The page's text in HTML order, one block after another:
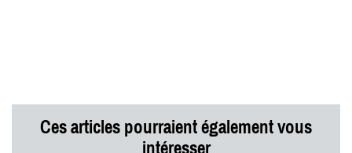
Ces articles pourraient également vous